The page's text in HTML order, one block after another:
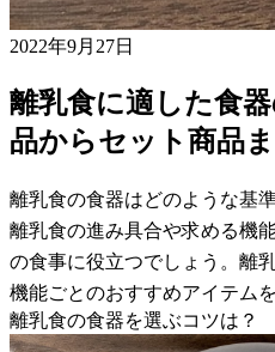
2022年9月27日
離乳食に適した食
品からセット商品ま
離乳食の食器はどのような基
離乳食の進み具合や求める機
の食事に役立つでしょう。離
機能ごとのおすすめアイテム
離乳食の食器を選ぶコツは？